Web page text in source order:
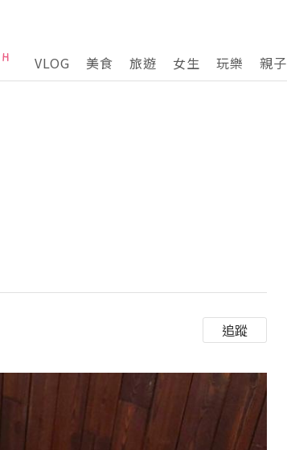
VLOG 美食 旅遊 女生 玩樂 親子
追蹤